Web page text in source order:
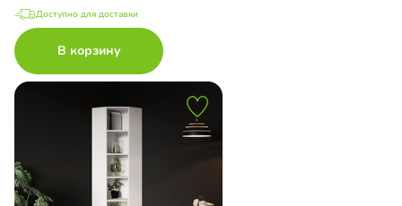
Доступно для доставки
В корзину